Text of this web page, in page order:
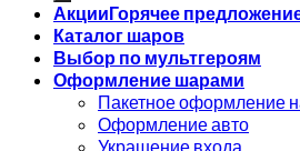
Акции
Каталог шаров
Выбор по мультгероям
Оформление шарами
Пакетное оформление
Оформление авто
Украшение входа